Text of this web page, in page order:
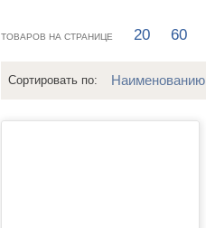
ТОВАРОВ НА СТРАНИЦЕ 20 60
Сортировать по: Наименованию